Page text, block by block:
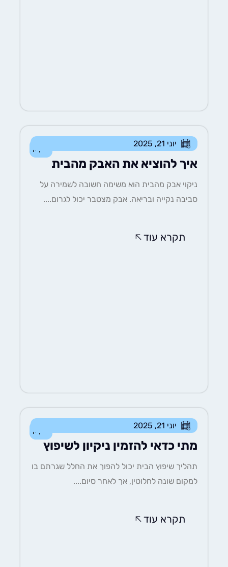
יוני 21, 2025
איך להוציא את האבק מהבית
ניקוי אבק מהבית הוא משימה חשובה לשמירה על
סביבה נקייה ובריאה. אבק מצטבר יכול לגרום....
תקרא עוד
יוני 21, 2025
מתי כדאי להזמין ניקיון לשיפוץ
תהליך שיפוץ הבית יכול להפוך את החלל שגרתם בו
למקום שונה לחלוטין, אך לאחר סיום....
תקרא עוד